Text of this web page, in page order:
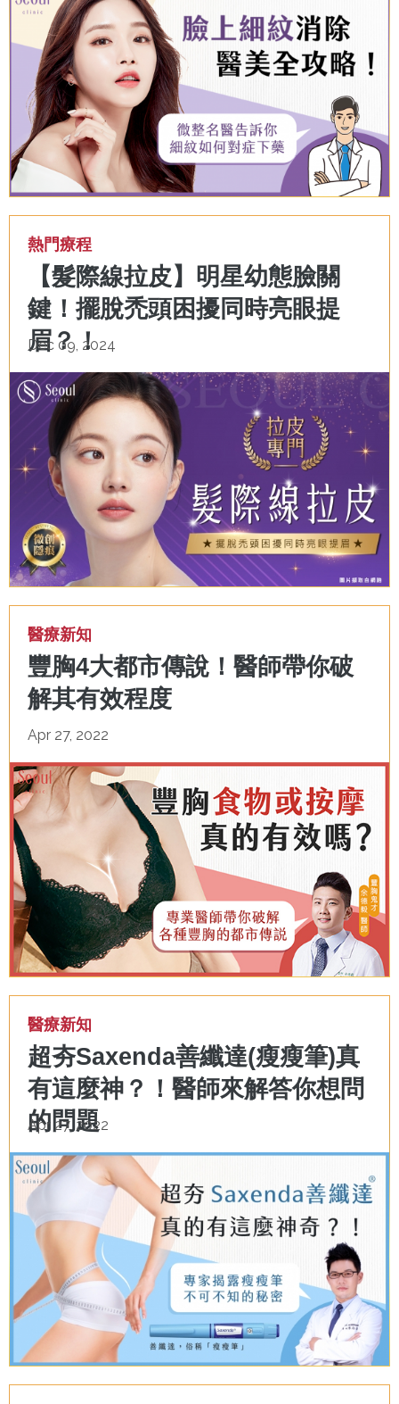
熱門療程
【髮際線拉皮】明星幼態臉關
鍵！擺脫禿頭困擾同時亮眼提
眉？！
Dec 09, 2024
醫療新知
豐胸4大都市傳說！醫師帶你破
解其有效程度
Apr 27, 2022
醫療新知
超夯Saxenda善纖達(瘦瘦筆)真
有這麼神？！醫師來解答你想問
的問題
Apr 27, 2022